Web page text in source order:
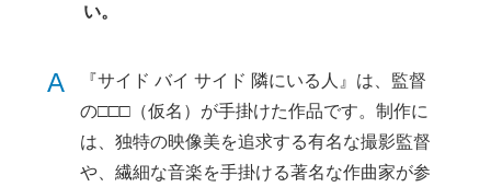
い。
A
『サイド バイ サイド 隣にいる人』は、監督
の□□□（仮名）が手掛けた作品です。制作に
は、独特の映像美を追求する有名な撮影監督
や、繊細な音楽を手掛ける著名な作曲家が参